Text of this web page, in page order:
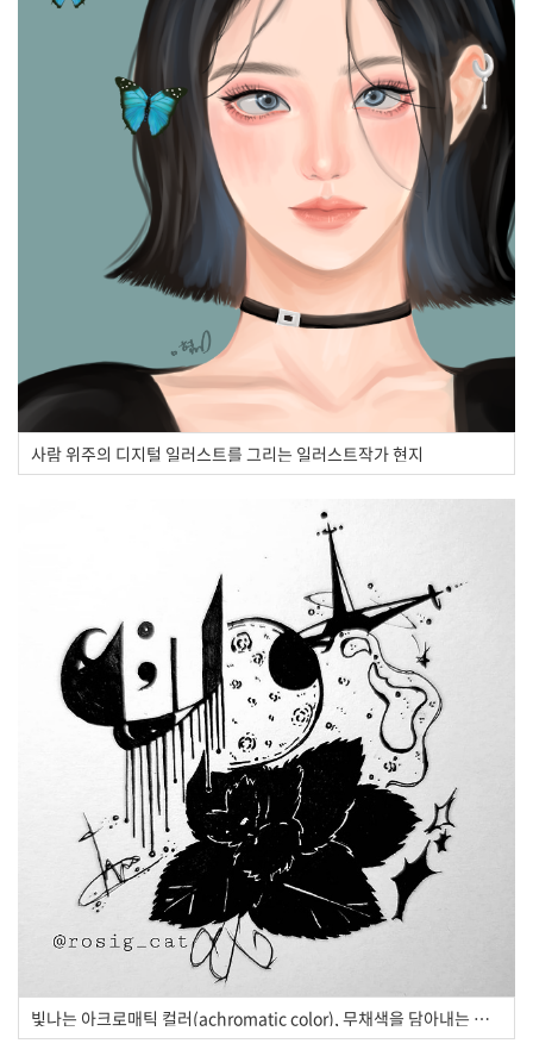
사람 위주의 디지털 일러스트를 그리는 일러스트작가 현지
빛나는 아크로매틱 컬러(achromatic color), 무채색을 담아내는 김현